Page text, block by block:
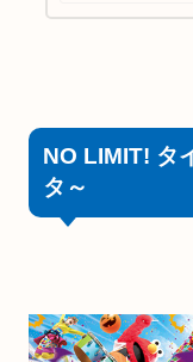
NO LIMIT! タ
タ～